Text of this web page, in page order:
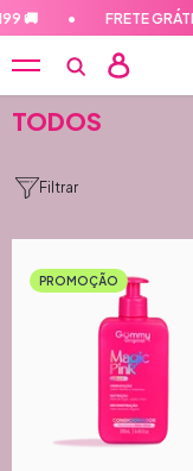
🚚 FRETE
TODOS
Filtrar
PROMOÇÃO